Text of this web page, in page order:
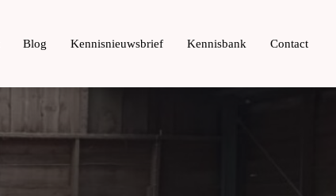
Blog Kennisnieuwsbrief Kennisbank Contact